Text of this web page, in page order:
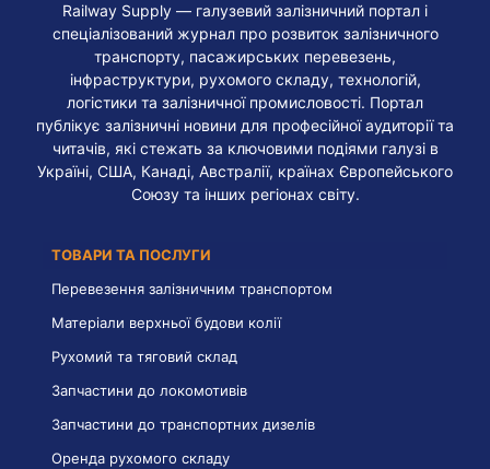
Railway Supply — галузевий залізничний портал і
спеціалізований журнал про розвиток залізничного
транспорту, пасажирських перевезень,
інфраструктури, рухомого складу, технологій,
логістики та залізничної промисловості. Портал
публікує залізничні новини для професійної аудиторії та
читачів, які стежать за ключовими подіями галузі в
Україні, США, Канаді, Австралії, країнах Європейського
Союзу та інших регіонах світу.
ТОВАРИ ТА ПОСЛУГИ
Перевезення залізничним транспортом
Матеріали верхньої будови колії
Рухомий та тяговий склад
Запчастини до локомотивів
Запчастини до транспортних дизелів
Оренда рухомого складу